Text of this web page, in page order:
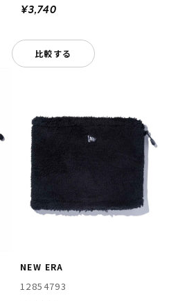
¥3,740
比較する
NEW ERA
12854793